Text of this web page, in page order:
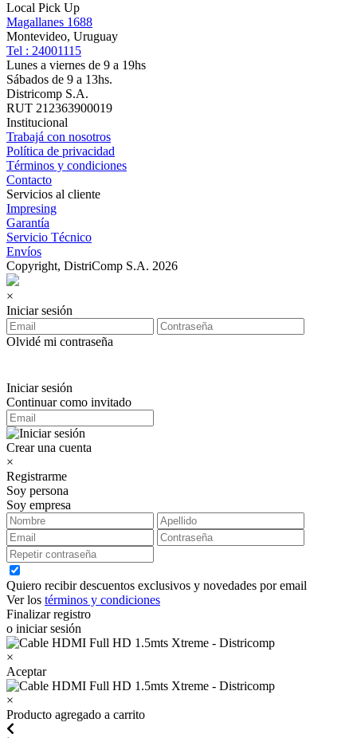
Local Pick Up
Magallanes 1688
Montevideo, Uruguay
Tel : 24001115
Lunes a viernes de 9 a 19hs
Sábados de 9 a 13hs.
Districomp S.A.
RUT 212363900019
Institucional
Trabajá con nosotros
Política de privacidad
Términos y condiciones
Contacto
Servicios al cliente
Impresing
Garantía
Servicio Técnico
Envíos
Copyright, DistriComp S.A. 2026
×
Iniciar sesión
Olvidé mi contraseña
Iniciar sesión
Continuar como invitado
Crear una cuenta
×
Registrarme
Soy persona
Soy empresa
Quiero recibir descuentos exclusivos y novedades por email
Ver los términos y condiciones
Finalizar registro
o iniciar sesión
×
Aceptar
×
Producto agregado a carrito